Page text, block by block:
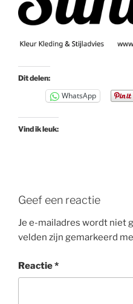
Dit delen:
WhatsApp
Vind ik leuk:
Geef een reactie
Je e-mailadres wordt niet
velden zijn gemarkeerd
Reactie*